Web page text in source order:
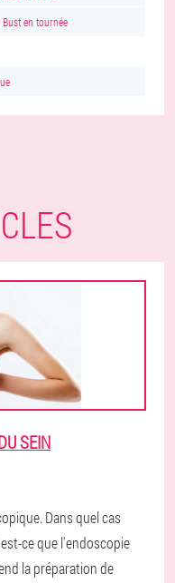
en tournée
SEIN
Dans quel cas
ce que l'endoscopie
la préparation de